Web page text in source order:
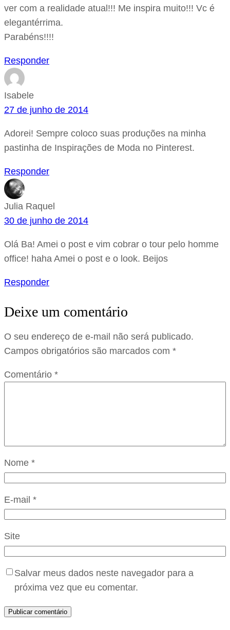
ver com a realidade atual!!! Me inspira muito!!! Vc é
elegantérrima.
Parabéns!!!!
Responder
Isabele
27 de junho de 2014
Adorei! Sempre coloco suas produções na minha
pastinha de Inspirações de Moda no Pinterest.
Responder
Julia Raquel
30 de junho de 2014
Olá Ba! Amei o post e vim cobrar o tour pelo homme
office! haha Amei o post e o look. Beijos
Responder
Deixe um comentário
O seu endereço de e-mail não será publicado.
Campos obrigatórios são marcados com *
Comentário *
Nome *
E-mail *
Site
Salvar meus dados neste navegador para a
próxima vez que eu comentar.